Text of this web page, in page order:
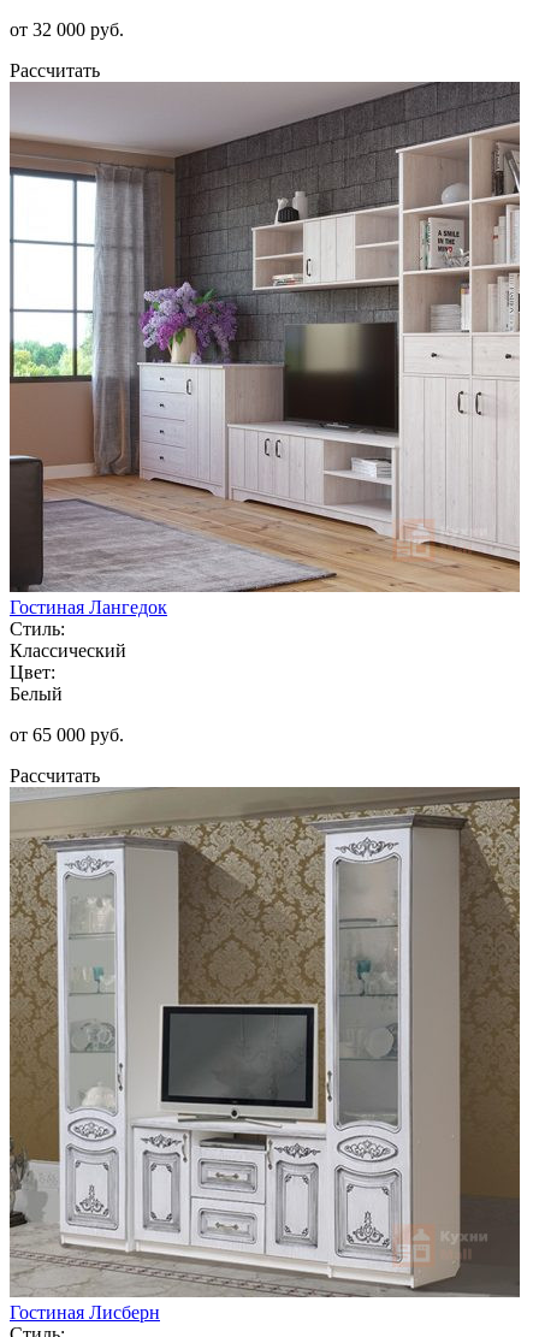
от 32 000 руб.
Рассчитать
Гостиная Лангедок
Стиль:
Классический
Цвет:
Белый
от 65 000 руб.
Рассчитать
Гостиная Лисберн